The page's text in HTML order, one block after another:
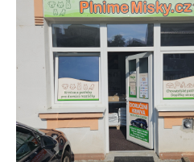
o
o
r
u